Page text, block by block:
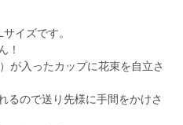
イズです。
！
が入ったカップに花束を自立さ
るので送り先様に手間をかけさ